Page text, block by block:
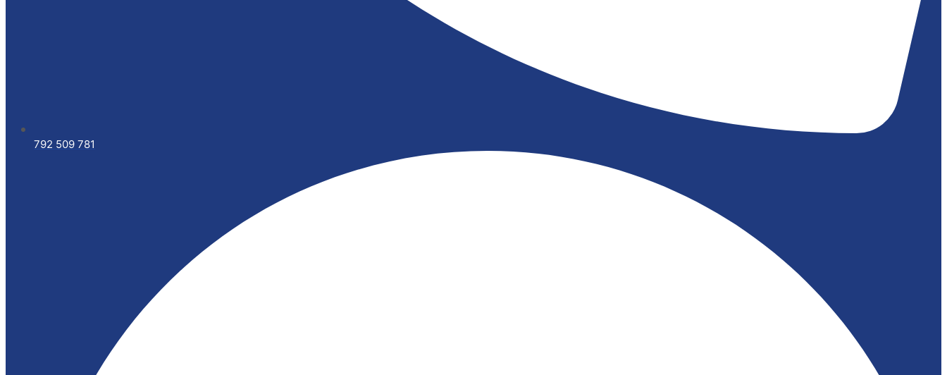
792 509 781